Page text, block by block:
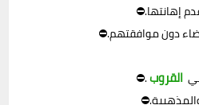
إهانتها.⛔
دون موافقتهم.⛔
القروب.⛔